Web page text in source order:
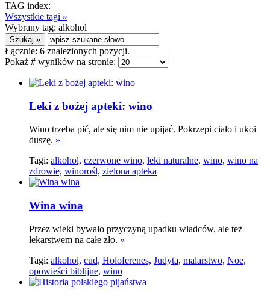
TAG index:
Wszystkie tagi »
Wybrany tag: alkohol
Łącznie: 6 znalezionych pozycji.
Pokaż # wyników na stronie:
Leki z bożej apteki: wino
Wino trzeba pić, ale się nim nie upijać. Pokrzepi ciało i ukoi
duszę. »
Tagi: alkohol, czerwone wino, leki naturalne, wino, wino na
zdrowie, winorośl, zielona apteka
Wina wina
Przez wieki bywało przyczyną upadku władców, ale też
lekarstwem na całe zło. »
Tagi: alkohol, cud, Holoferenes, Judyta, malarstwo, Noe,
opowieści biblijne, wino